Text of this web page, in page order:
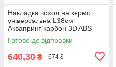
Накладка чохол на кермо
універсальна L38см
Аквапринт карбон 3D ABS
пластик Sport Чорний
Готово до відправки
640,30 ₴ 674 ₴